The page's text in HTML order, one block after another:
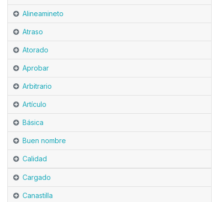
Alineamineto
Atraso
Atorado
Aprobar
Arbitrario
Artículo
Básica
Buen nombre
Calidad
Cargado
Canastilla